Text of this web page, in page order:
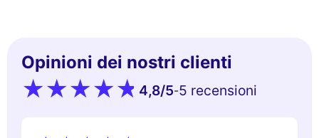
Opinioni dei nostri clienti
4,8/5-5 recensioni